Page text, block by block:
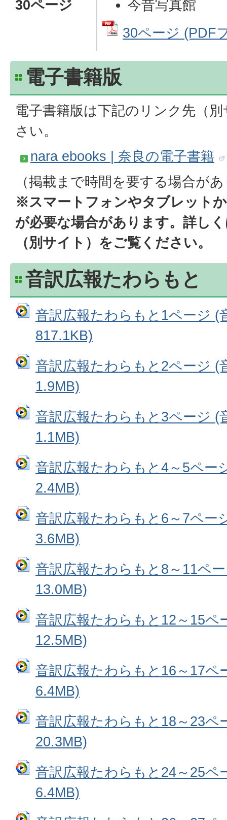
30ページ
今昔写真館
30ページ (PDF
電子書籍版
電子書籍版は下記のリンク先（
さい。
nara ebooks | 奈良の電子書籍
（掲載まで時間を要する場合が
※スマートフォンやタブレット
が必要な場合があります。詳し
（別サイト）をご覧ください。
音訳広報たわらもと
音訳広報たわらもと1ページ (
817.1KB)
音訳広報たわらもと2ページ (
1.9MB)
音訳広報たわらもと3ページ (
1.1MB)
音訳広報たわらもと4～5ペー
2.4MB)
音訳広報たわらもと6～7ペー
3.6MB)
音訳広報たわらもと8～11ペ
13.0MB)
音訳広報たわらもと12～15ペ
12.5MB)
音訳広報たわらもと16～17ペ
6.4MB)
音訳広報たわらもと18～23ペ
20.3MB)
音訳広報たわらもと24～25ペ
6.4MB)